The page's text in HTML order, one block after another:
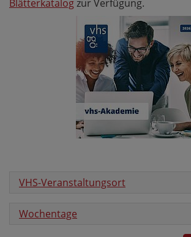
Blätterkatalogzur Verfügung.
VHS-Veranstaltungsort
Wochentage